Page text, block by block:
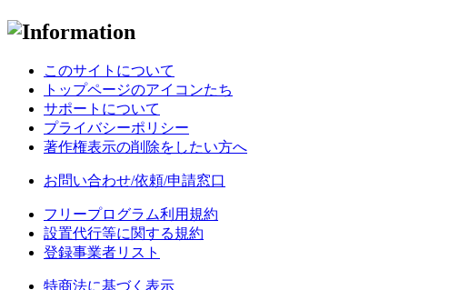
このサイトについて
トップページのアイコンたち
サポートについて
プライバシーポリシー
著作権表示の削除をしたい方へ
お問い合わせ/依頼/申請窓口
フリープログラム利用規約
設置代行等に関する規約
登録事業者リスト
特商法に基づく表示